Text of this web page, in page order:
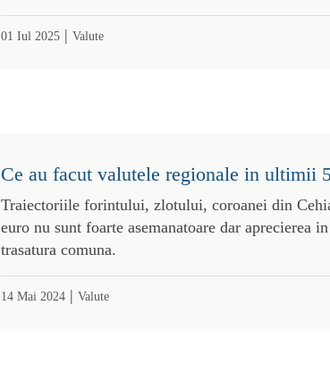
01 Iul 2025| Valute
Ce au facut valutele regionale in ultimii
Traiectoriile forintului, zlotului, coroanei din
euro nu sunt foarte asemanatoare dar aprecierea
trasatura comuna.
14 Mai 2024| Valute